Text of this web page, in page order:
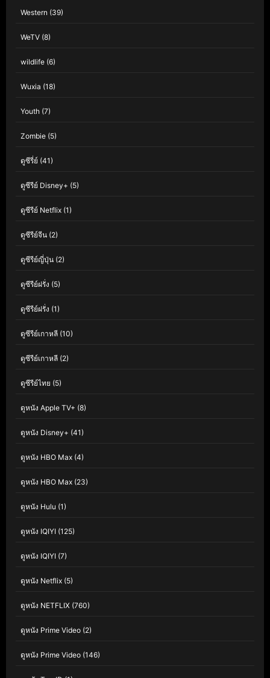
Western (39)
WeTV (8)
wildlife (6)
Wuxia (18)
Youth (7)
Zombie (5)
ดูซีรี่ย์ (41)
ดูซีรีย์ Disney+ (5)
ดูซีรีย์ Netflix (1)
ดูซีรีย์จีน (2)
ดูซีรีย์ญี่ปุ่น (2)
ดูซีรีย์ฝรั่ง (5)
ดูซีรีย์ฝรั่ง (1)
ดูซีรีย์เกาหลี (10)
ดูซีรีย์เกาหลี (2)
ดูซีรีย์ไทย (5)
ดูหนัง Apple TV+ (8)
ดูหนัง Disney+ (41)
ดูหนัง HBO Max (4)
ดูหนัง HBO Max (23)
ดูหนัง Hulu (1)
ดูหนัง IQIYI (125)
ดูหนัง IQIYI (7)
ดูหนัง Netflix (5)
ดูหนัง NETFLIX (760)
ดูหนัง Prime Video (2)
ดูหนัง Prime Video (146)